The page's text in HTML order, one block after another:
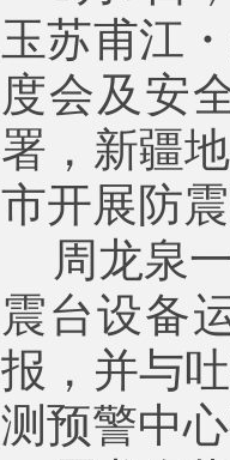
玉苏甫江
度会及安
署，新疆
市开展防
周龙泉
震台设备
报，并与
测预警中